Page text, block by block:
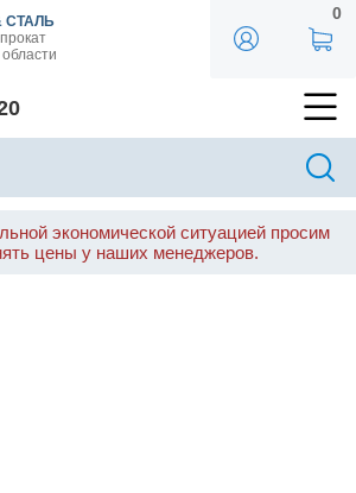
СТАЛЬ
0
экономической ситуацией просим
цены у наших менеджеров.